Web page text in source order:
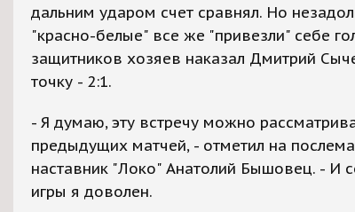
дальним ударом счет сравнял. Но
"красно-белые" все же "привезли" себе
защитников хозяев наказал Дмитрий
точку - 2:1.
- Я думаю, эту встречу можно
предыдущих матчей, - отметил на
наставник "Локо" Анатолий Бышовец. - И
игры я доволен.